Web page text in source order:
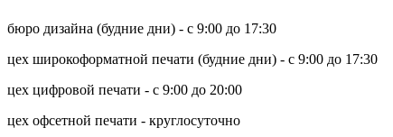
бюро дизайна (будние дни) - с 9:00 до 17:30
цех широкоформатной печати (будние дни) - с 9:00 до 17:30
цех цифровой печати - с 9:00 до 20:00
цех офсетной печати - круглосуточно